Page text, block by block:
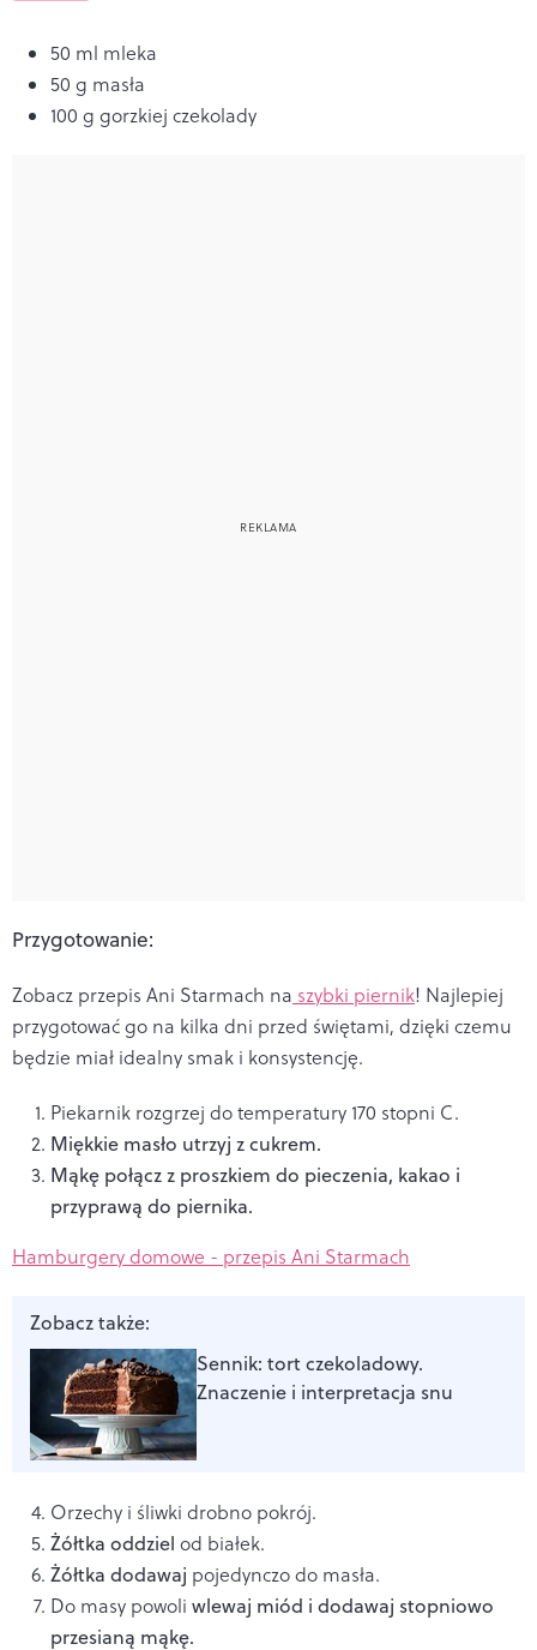
50 ml mleka
50 g masła
100 g gorzkiej czekolady
Przygotowanie:
Zobacz przepis Ani Starmach na szybki piernik! Najlepiej
przygotować go na kilka dni przed świętami, dzięki czemu
będzie miał idealny smak i konsystencję.
Piekarnik rozgrzej do temperatury 170 stopni C.
Miękkie masło utrzyj z cukrem.
Mąkę połącz z proszkiem do pieczenia, kakao i
przyprawą do piernika.
Hamburgery domowe - przepis Ani Starmach
Zobacz także:
Sennik: tort czekoladowy.
Znaczenie i interpretacja snu
Orzechy i śliwki drobno pokrój.
Żółtka oddziel od białek.
Żółtka dodawaj pojedynczo do masła.
Do masy powoli wlewaj miód i dodawaj stopniowo
przesianą mąkę.